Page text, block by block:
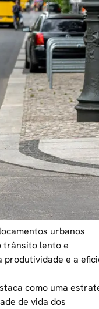
urbanos
trânsito lento e
e a
como uma
de vida dos